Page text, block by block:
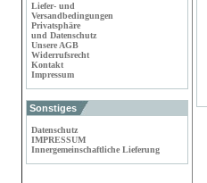
Liefer- und
Versandbedingungen
Privatsphäre
und Datenschutz
Unsere AGB
Widerrufsrecht
Kontakt
Impressum
Sonstiges
Datenschutz
IMPRESSUM
Innergemeinschaftliche Lieferung